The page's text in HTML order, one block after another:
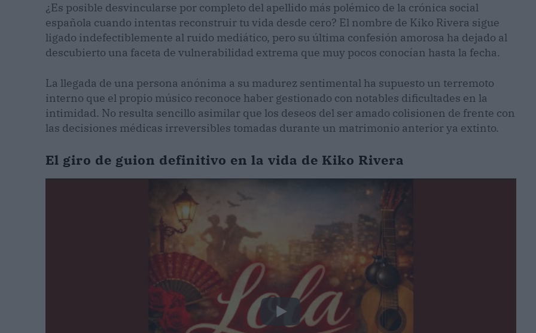
¿Es posible desvincularse por completo del apellido más polémico de la crónica social
española cuando intentas reconstruir tu vida desde cero? El nombre de Kiko Rivera sigue
ligado indefectiblemente al ruido mediático, pero su última confesión amorosa ha dejado al
descubierto una faceta de vulnerabilidad extrema que muy pocos conocían hasta la fecha.
La llegada de una persona anónima a su madurez sentimental ha supuesto un terremoto
interno que el propio músico reconoce haber gestionado con notables dificultades en la
intimidad. No resulta sencillo asimilar que los deseos del ser amado colisionen de frente con
las decisiones médicas irreversibles tomadas durante un matrimonio anterior ya extinto.
El giro de guion definitivo en la vida de Kiko Rivera